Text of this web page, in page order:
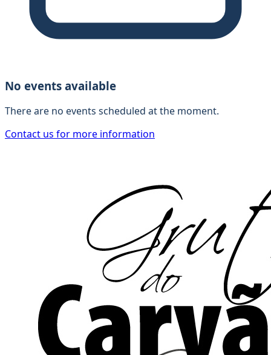
No events available
There are no events scheduled at the moment.
Contact us for more information